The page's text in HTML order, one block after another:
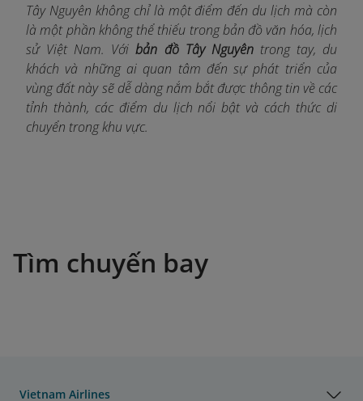
Tây Nguyên không chỉ là một điểm đến du lịch mà còn
là một phần không thể thiếu trong bản đồ văn hóa, lịch
sử Việt Nam. Vớibản đồ Tây Nguyêntrong tay, du
khách và những ai quan tâm đến sự phát triển của
vùng đất này sẽ dễ dàng nắm bắt được thông tin về các
tỉnh thành, các điểm du lịch nổi bật và cách thức di
chuyển trong khu vực.
Tìm chuyến bay
Vietnam Airlines